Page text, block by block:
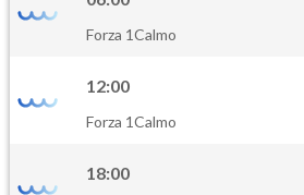
PM10
PM25
Forza 1Calmo
12:00
Forza 1Calmo
18:00